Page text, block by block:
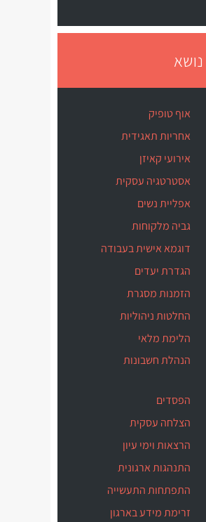
אוף טופיק
אחריות תאגידית
אירועי קאיזן
אסטרטגיה עסקית
אפליית נשים
גביה מלקוחות
דוגמא אישית בעבודה
הגדרת יעדים
הזמנות מסגרת
החלטות ניהוליות
הלימת מלאי
הנהלת חשבונות
הפסדים
הצלחה עסקית
הרצאות וימי עיון
התנהגות ארגונית
התפתחות התעשייה
זרימת מידע בארגון